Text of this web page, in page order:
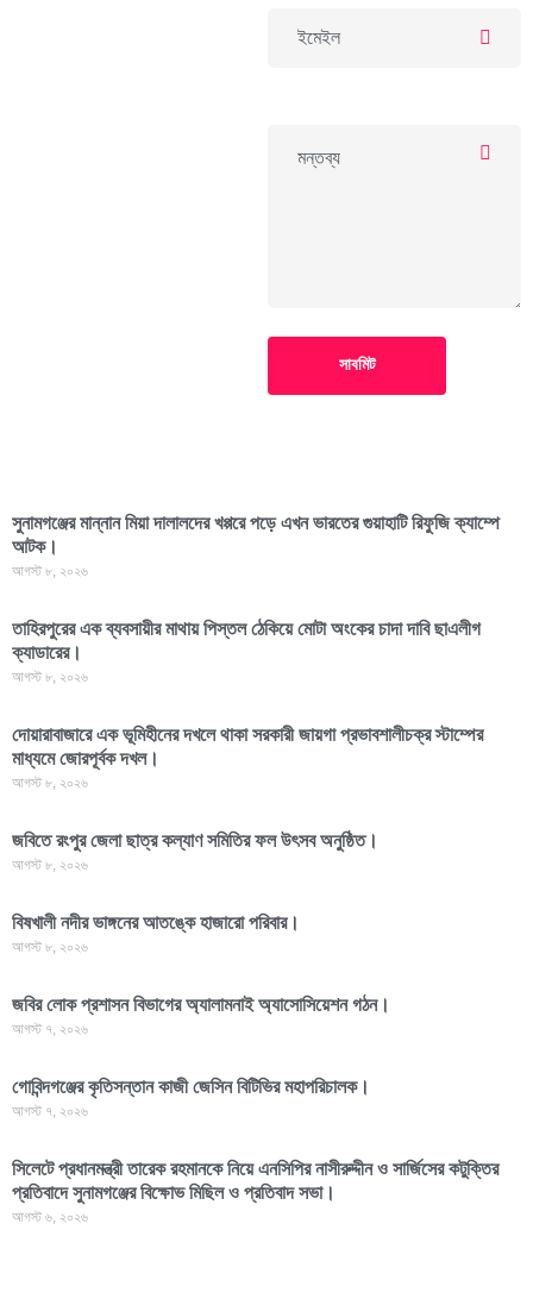
সাবমিট
সুনামগঞ্জের মান্নান মিয়া দালালদের খপ্পরে পড়ে এখন ভারতের গুয়াহাটি রিফুজি ক্যাম্পে
আটক।
আগস্ট ৮, ২০২৬
তাহিরপুরের এক ব্যবসায়ীর মাথায় পিস্তল ঠেকিয়ে মোটা অংকের চাদা দাবি ছাএলীগ
ক্যাডারের।
আগস্ট ৮, ২০২৬
দোয়ারাবাজারে এক ভূমিহীনের দখলে থাকা সরকারী জায়গা প্রভাবশালীচক্র স্টাম্পের
মাধ্যমে জোরপূর্বক দখল।
আগস্ট ৮, ২০২৬
জবিতে রংপুর জেলা ছাত্র কল্যাণ সমিতির ফল উৎসব অনুষ্ঠিত।
আগস্ট ৮, ২০২৬
বিষখালী নদীর ভাঙ্গনের আতঙ্কে হাজারো পরিবার।
আগস্ট ৮, ২০২৬
জবির লোক প্রশাসন বিভাগের অ্যালামনাই অ্যাসোসিয়েশন গঠন।
আগস্ট ৭, ২০২৬
গোবিন্দগঞ্জের কৃতিসন্তান কাজী জেসিন বিটিভির মহাপরিচালক।
আগস্ট ৭, ২০২৬
সিলেটে প্রধানমন্ত্রী তারেক রহমানকে নিয়ে এনসিপির নাসীরুদ্দীন ও সার্জিসের কটুক্তির
প্রতিবাদে সুনামগঞ্জের বিক্ষোভ মিছিল ও প্রতিবাদ সভা।
আগস্ট ৬, ২০২৬